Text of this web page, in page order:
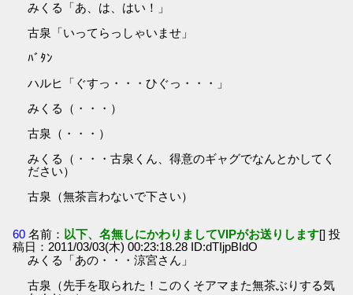
みくる「あ、は、はい！」
古泉「いってらっしゃいませ」
ﾊﾞﾀﾝ
ハルヒ「ぐすっ・・・ひぐっ・・・」
みくる（・・・）
古泉（・・・）
みくる（・・・古泉くん、得意のギャグでなんとかしてく
ださい）
古泉（無茶言わないで下さい）
60 名前： 以下、名無しにかわりましてVIPがお送りします[] 投
稿日：2011/03/03(木) 00:23:18.28 ID:dTIjpBIdO
みくる「あの・・・涼宮さん」
古泉（先手を取られた！このくそアマまた無茶ぶりする気